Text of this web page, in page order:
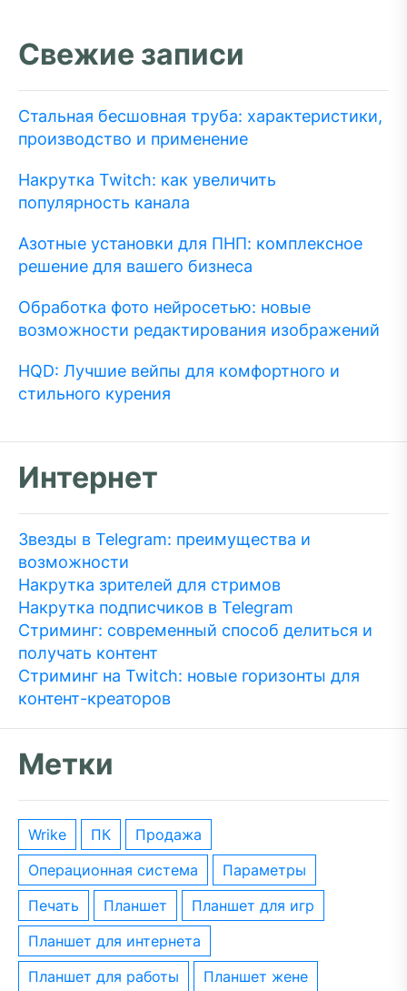
Свежие записи
Стальная бесшовная труба: характеристики,
производство и применение
Накрутка Twitch: как увеличить
популярность канала
Азотные установки для ПНП: комплексное
решение для вашего бизнеса
Обработка фото нейросетью: новые
возможности редактирования изображений
HQD: Лучшие вейпы для комфортного и
стильного курения
Интернет
Звезды в Telegram: преимущества и
возможности
Накрутка зрителей для стримов
Накрутка подписчиков в Telegram
Стриминг: современный способ делиться и
получать контент
Стриминг на Twitch: новые горизонты для
контент-креаторов
Метки
wrike ПК
Продажа
операционная система
параметры
печать
планшет
планшет для игр
планшет для интернета
планшет для работы
планшет жене